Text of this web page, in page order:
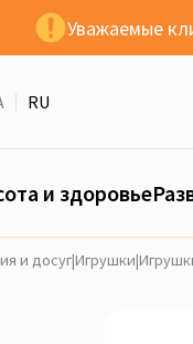
Уважаемые
RU
и здоровье
и досуг|Игрушки|